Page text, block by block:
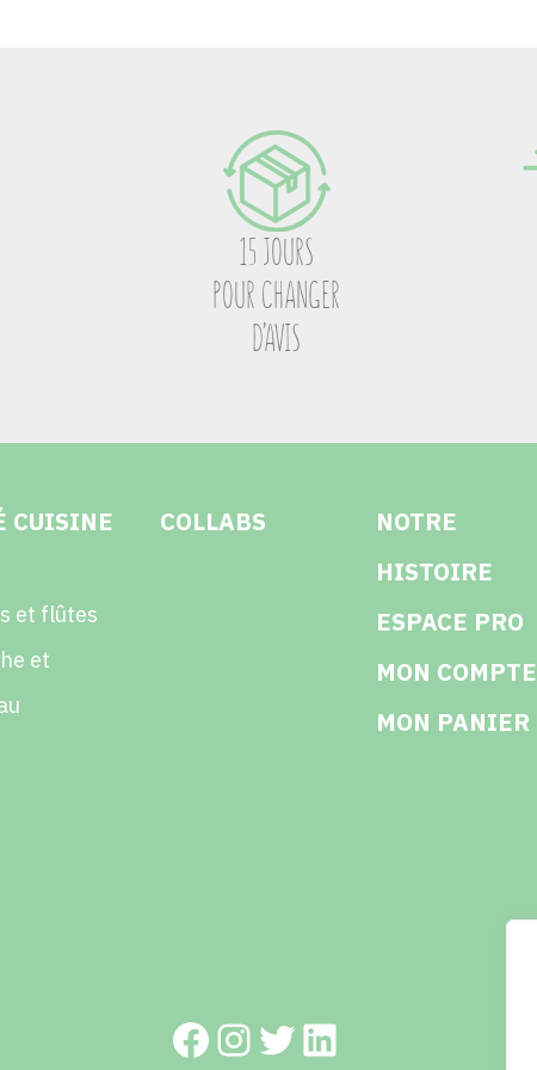
15 JOURS
POUR CHANGER
D’AVIS
CUISINE
et flûtes
et
COLLABS
NOTRE
HISTOIRE
ESPACE PRO
MON COMPTE
MON PANIER
Facebook
Instagram
TwitterLinkedIn